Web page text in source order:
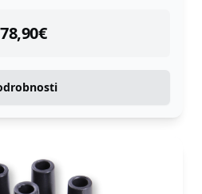
78,90€
instock